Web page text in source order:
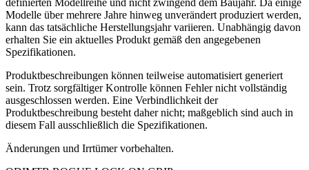
Modelle über mehrere Jahre hinweg unverändert produziert werden,
kann das tatsächliche Herstellungsjahr variieren. Unabhängig davon
erhalten Sie ein aktuelles Produkt gemäß den angegebenen
Spezifikationen.
Produktbeschreibungen können teilweise automatisiert generiert
sein. Trotz sorgfältiger Kontrolle können Fehler nicht vollständig
ausgeschlossen werden. Eine Verbindlichkeit der
Produktbeschreibung besteht daher nicht; maßgeblich sind auch in
diesem Fall ausschließlich die Spezifikationen.
Änderungen und Irrtümer vorbehalten.